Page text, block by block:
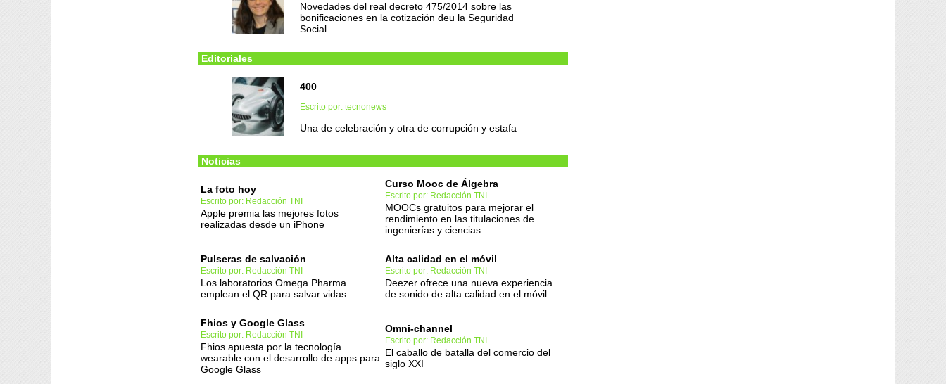
Novedades del real decreto 475/2014 sobre las
bonificaciones en la cotización deu la Seguridad
Social
Editoriales
400
Escrito por: tecnonews
Una de celebración y otra de corrupción y estafa
Noticias
La foto hoy
Escrito por: Redacción TNI
Apple premia las mejores fotos
realizadas desde un iPhone
Curso Mooc de Álgebra
Escrito por: Redacción TNI
MOOCs gratuitos para mejorar el
rendimiento en las titulaciones de
ingenierías y ciencias
Pulseras de salvación
Escrito por: Redacción TNI
Los laboratorios Omega Pharma
emplean el QR para salvar vidas
Alta calidad en el móvil
Escrito por: Redacción TNI
Deezer ofrece una nueva experiencia
de sonido de alta calidad en el móvil
Fhios y Google Glass
Escrito por: Redacción TNI
Fhios apuesta por la tecnología
wearable con el desarrollo de apps para
Google Glass
Omni-channel
Escrito por: Redacción TNI
El caballo de batalla del comercio del
siglo XXI